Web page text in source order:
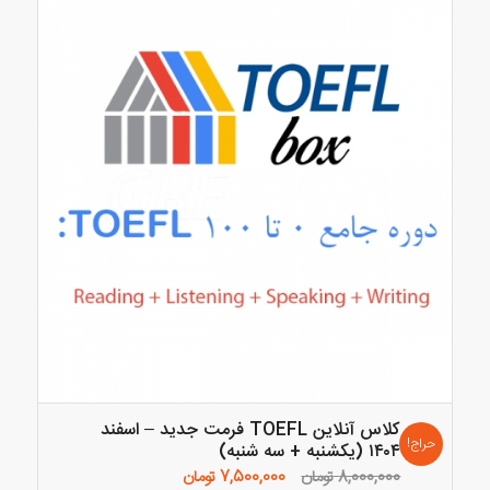
کلاس آنلاین TOEFL فرمت جدید – اسفند
۱۴۰۴ (یکشنبه + سه شنبه)
8,000,000تومان قیمت
7,500,000تومانقیمت
حراج!